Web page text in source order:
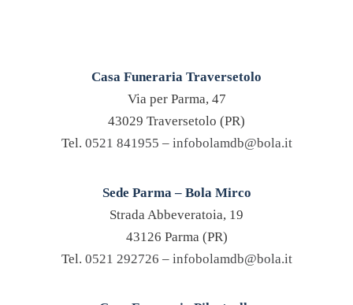
Casa Funeraria Traversetolo
Via per Parma, 47
43029 Traversetolo (PR)
Tel. 0521 841955 – infobolamdb@bola.it
Sede Parma – Bola Mirco
Strada Abbeveratoia, 19
43126 Parma (PR)
Tel. 0521 292726 – infobolamdb@bola.it